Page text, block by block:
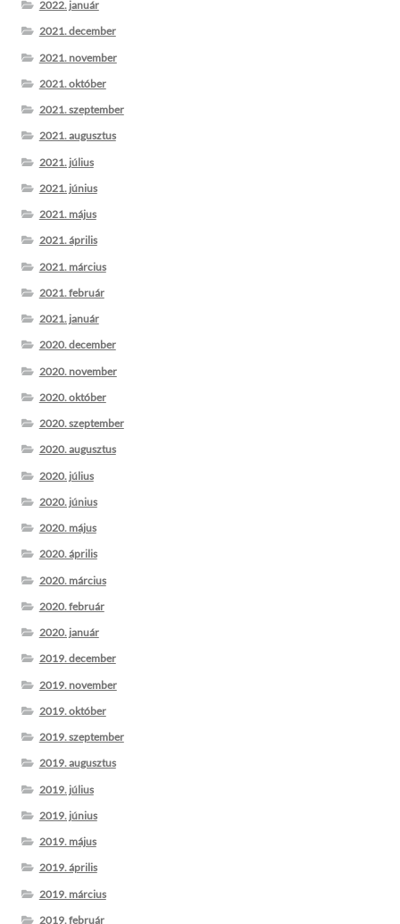
2022. január
2021. december
2021. november
2021. október
2021. szeptember
2021. augusztus
2021. július
2021. június
2021. május
2021. április
2021. március
2021. február
2021. január
2020. december
2020. november
2020. október
2020. szeptember
2020. augusztus
2020. július
2020. június
2020. május
2020. április
2020. március
2020. február
2020. január
2019. december
2019. november
2019. október
2019. szeptember
2019. augusztus
2019. július
2019. június
2019. május
2019. április
2019. március
2019. február